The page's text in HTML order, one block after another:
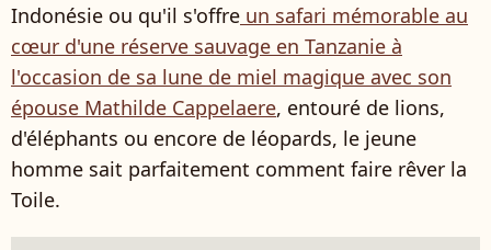
Indonésie ou qu'il s'offre un safari mémorable au
cœur d'une réserve sauvage en Tanzanie à
l'occasion de sa lune de miel magique avec son
épouse Mathilde Cappelaere, entouré de lions,
d'éléphants ou encore de léopards, le jeune
homme sait parfaitement comment faire rêver la
Toile.